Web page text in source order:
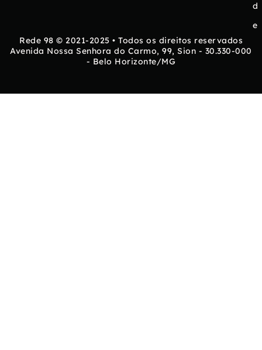
d
e
Rede 98 © 2021-2025 • Todos os direitos reservados
Avenida Nossa Senhora do Carmo, 99, Sion - 30.330-000
- Belo Horizonte/MG